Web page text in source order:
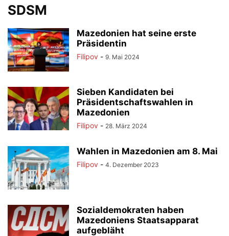
SDSM
Mazedonien hat seine erste
Präsidentin
Filipov - 9. Mai 2024
Sieben Kandidaten bei
Präsidentschaftswahlen in
Mazedonien
Filipov - 28. März 2024
Wahlen in Mazedonien am 8. Mai
Filipov - 4. Dezember 2023
Sozialdemokraten haben
Mazedoniens Staatsapparat
aufgebläht